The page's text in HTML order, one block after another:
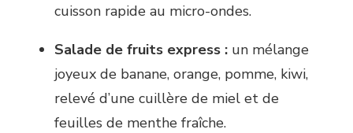
cuisson rapide au micro-ondes.
Salade de fruits express : un mélange
joyeux de banane, orange, pomme, kiwi,
relevé d’une cuillère de miel et de
feuilles de menthe fraîche.